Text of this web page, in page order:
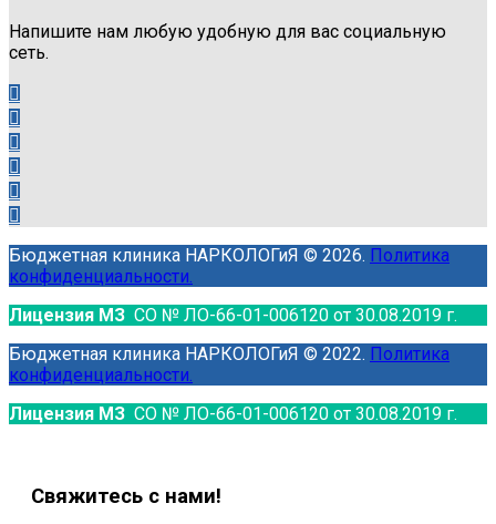
Напишите нам любую удобную для вас социальную
сеть.
Бюджетная клиника НАРКОЛОГиЯ © 2026. Политика
конфиденциальности.
Лицензия МЗ СО № ЛО-66-01-006120 от 30.08.2019 г.
Бюджетная клиника НАРКОЛОГиЯ © 2022. Политика
конфиденциальности.
Лицензия МЗ СО № ЛО-66-01-006120 от 30.08.2019 г.
Свяжитесь с нами!